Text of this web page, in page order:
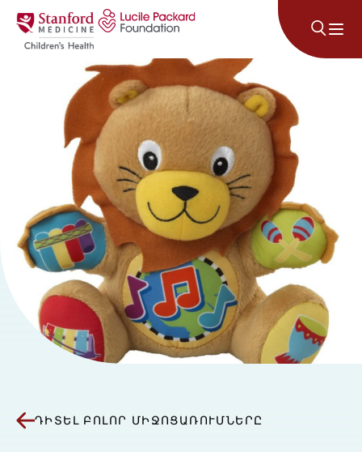
Անցնել բովանդակությանը
ԴԻՏԵԼ ԲՈԼՈՐ ՄԻՋՈՑԱՌՈՒՄՆԵՐԸ